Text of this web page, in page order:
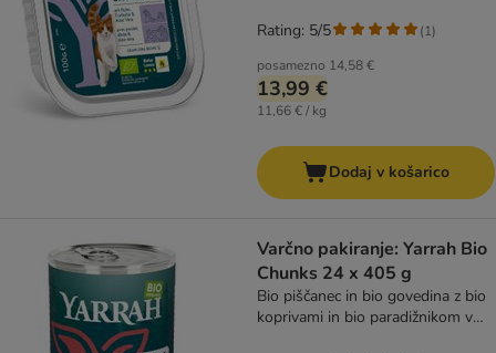
posamezno 14,58 €
13,99 €
11,66 € / kg
Rating: 5/5 (1)
Dodaj v košarico
Varčno pakiranje: Yarrah Bio
Chunks 24 x 405 g
Bio piščanec in bio govedina z bio
koprivami in bio paradižnikom v